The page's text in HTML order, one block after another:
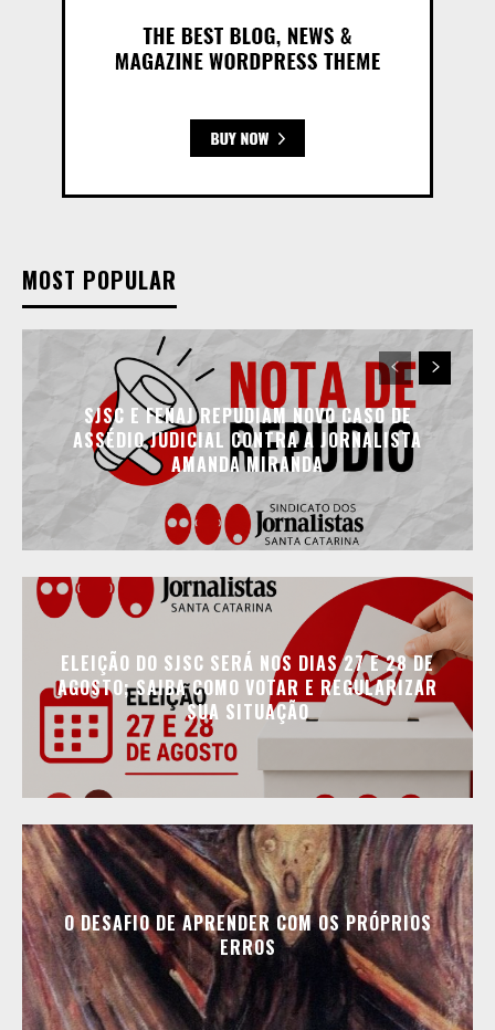
MOST POPULAR
SJSC E FENAJ REPUDIAM NOVO CASO DE
ASSÉDIO JUDICIAL CONTRA A JORNALISTA
AMANDA MIRANDA
ELEIÇÃO DO SJSC SERÁ NOS DIAS 27 E 28 DE
AGOSTO; SAIBA COMO VOTAR E REGULARIZAR
SUA SITUAÇÃO
O DESAFIO DE APRENDER COM OS PRÓPRIOS
ERROS